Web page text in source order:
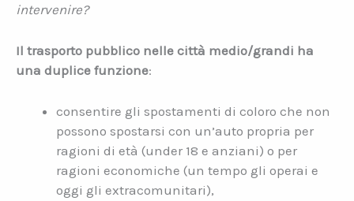
intervenire?
Il trasporto pubblico nelle città medio/grandi ha
una duplice funzione:
consentire gli spostamenti di coloro che non
possono spostarsi con un’auto propria per
ragioni di età (under 18 e anziani) o per
ragioni economiche (un tempo gli operai e
oggi gli extracomunitari),